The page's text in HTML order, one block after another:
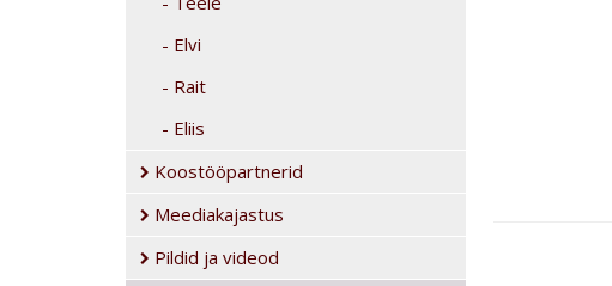
Elvi
Rait
Eliis
Koostööpartnerid
Meediakajastus
Pildid ja videod